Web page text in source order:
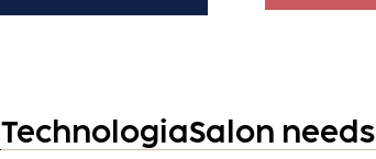
TechnologiaSalon needs